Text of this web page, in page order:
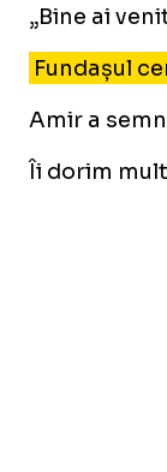
„Bine ai
Fundașul
Amir a
Îi dorim